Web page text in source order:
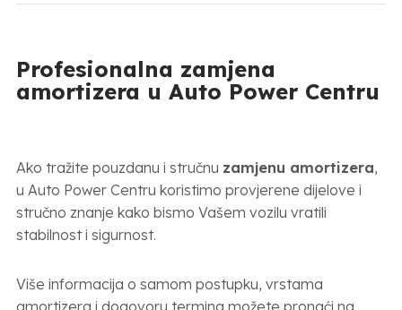
Profesionalna zamjena
amortizera u Auto Power Centru
Ako tražite pouzdanu i stručnu zamjenu amortizera,
u Auto Power Centru koristimo provjerene dijelove i
stručno znanje kako bismo Vašem vozilu vratili
stabilnost i sigurnost.
Više informacija o samom postupku, vrstama